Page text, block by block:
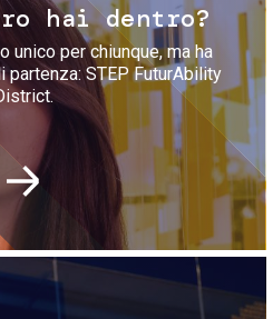
hai dentro?
unico per chiunque, ma ha
partenza: STEP FuturAbility
Immagine